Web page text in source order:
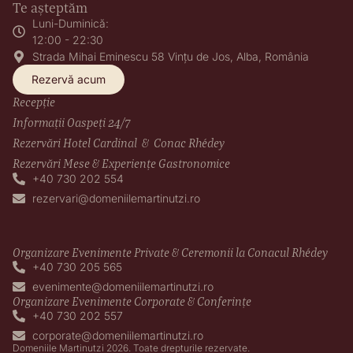
Te așteptăm
Luni-Duminică:
12:00 - 22:30
Strada Mihai Eminescu 58 Vințu de Jos, Alba, România
Rezervă acum
Recepție
Informații Oaspeți 24/7
Rezervări Hotel Cardinal & Conac Rhédey
Rezervări Mese & Experiențe Gastronomice
+40 730 202 554
rezervari@domeniilemartinutzi.ro
Organizare Evenimente Private & Ceremonii la Conacul Rhédey
+40 730 205 565
evenimente@domeniilemartinutzi.ro
Organizare Evenimente Corporate & Conferințe
+40 730 202 557
corporate@domeniilemartinutzi.ro
Domeniile Martinutzi 2026. Toate drepturile rezervate.